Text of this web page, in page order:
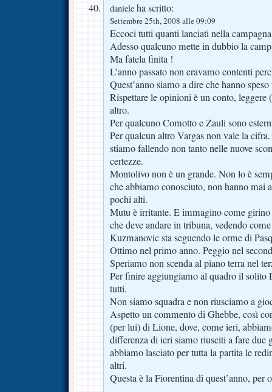
daniele ha scritto:
Settembre 25th, 2008 alle 09:09
Eccoci tutti quanti lanciati nella
Adesso qualcuno mette in dubbio la
Ma fatela finita !
L’anno passato non eravamo contenti
Quest’anno siamo a dire che hanno
Rispettare le opinioni è un conto, leggere
altro.
Per qualcuno Comotto e Zauli sono
Per qualcun altro Vargas non vale la cifra.
stiamo fallendo non tanto nelle nuove
certezze.
Montolivo non è un grande. Non lo è
che abbiamo conosciuto, non hanno mai
pochi alti.
Mutu è irritante. E immagino come
che deve andare in tribuna, vedendo
Kuzmanovic sta seguendo le orme di
Ottimo nel primo anno. Peggio nel
Speriamo non scenda al piano terra nel
Per finire aggiungiamo al quadro il solito
tutti.
Non siamo squadra e non riusciamo a
Aspetto un commento di Ghebbe, così
(per lui) di Lione, dove, come ieri,
differenza di ieri siamo riusciti a fare due
abbiamo lasciato per tutta la partita le
altri.
Questa è la Fiorentina di quest’anno, per